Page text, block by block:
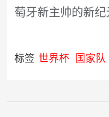
萄牙新主帅的新纪
标签 世界杯 国家队